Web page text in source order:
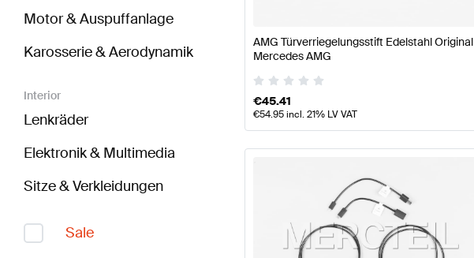
Motor & Auspuffanlage
Karosserie & Aerodynamik
Interior
Lenkräder
Elektronik & Multimedia
Sitze & Verkleidungen
Sale
AMG Türverriegelungsstift Edelstahl Original
Mercedes AMG
€45.41
€54.95incl. 21% LV VAT